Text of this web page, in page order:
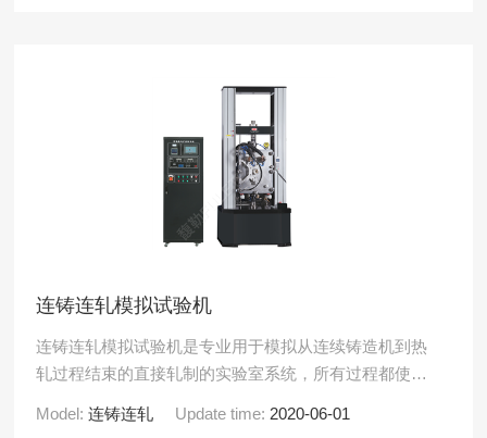
连铸连轧模拟试验机
连铸连轧模拟试验机是专业用于模拟从连续铸造机到热
轧过程结束的直接轧制的实验室系统，所有过程都使用
进行原位熔化，凝.....
Model:连铸连轧 Update time: 2020-06-01